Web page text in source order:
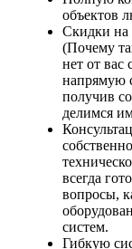
объектов
Скидки на
(Почему
нет от вас
напрямую
получив
делимся
всегда
вопросы,
систем.
Гибкую